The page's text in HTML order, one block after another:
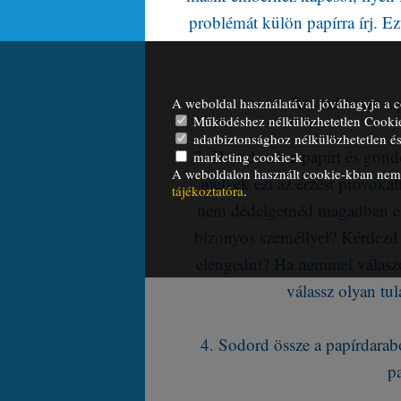
problémát külön papírra írj.
2. Keverd össze a
3. Hajtsd szét a papírt és
melyek ezt az érzést
nem dédelgetnéd magadban
bizonyos személlyel?
elengedni? Ha nemmel
válassz olyan
4. Sodord össze a
A weboldal használatával jóváhagyja a
Működéshez nélkülözhetetlen
adatbiztonsághoz nélkülözhetetlen
marketing cookie-k
A weboldalon használt cookie-kban
tájékoztatóra.